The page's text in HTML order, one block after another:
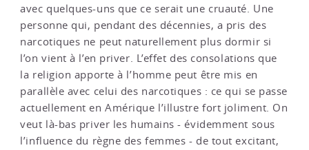
avec quelques-uns que ce serait une cruauté. Une
personne qui, pendant des décennies, a pris des
narcotiques ne peut naturellement plus dormir si
l’on vient à l’en priver. L’effet des consolations que
la religion apporte à l’homme peut être mis en
parallèle avec celui des narcotiques : ce qui se passe
actuellement en Amérique l’illustre fort joliment. On
veut là-bas priver les humains - évidemment sous
l’influence du règne des femmes - de tout excitant,